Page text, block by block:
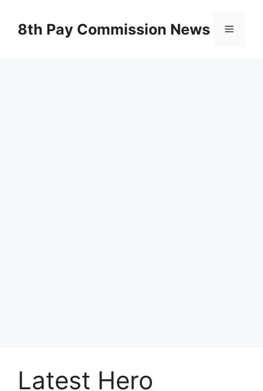
content8th Pay Commission News Menu
Latest Hero